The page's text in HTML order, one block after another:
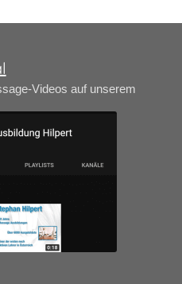
Videos auf unserem